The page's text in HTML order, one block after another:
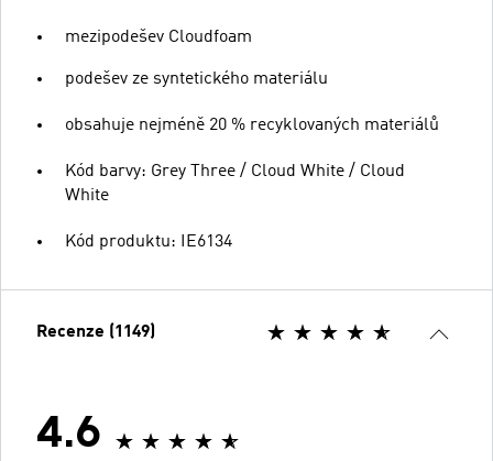
mezipodešev Cloudfoam
podešev ze syntetického materiálu
obsahuje nejméně 20 % recyklovaných materiálů
Kód barvy: Grey Three / Cloud White / Cloud
White
Kód produktu: IE6134
Recenze (1149)
4.6